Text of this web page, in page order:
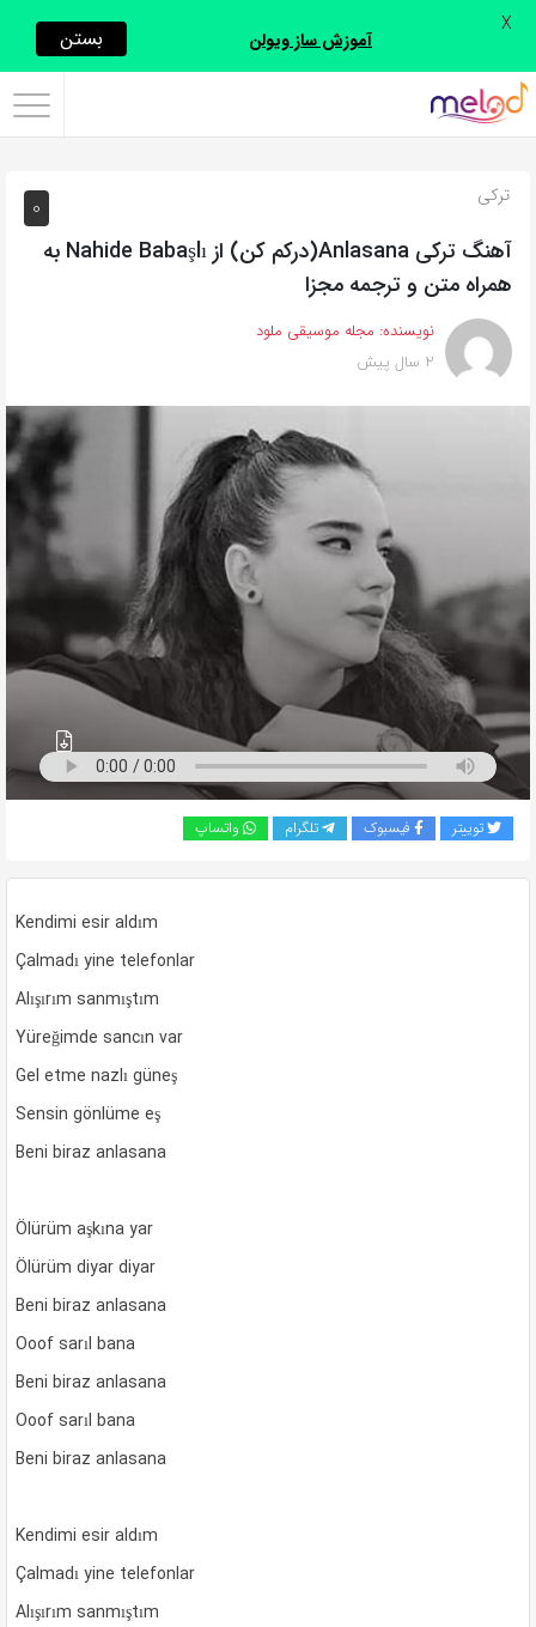
اشتراک
با
از
روش‌های
زیر
این
صفحه
را
اشتراک
کپی
لینک
0 ترکی
آهنگ ترکی Anlasana(درکم کن) از Nahide Babaşlı به
همراه متن و ترجمه مجزا
نویسنده: مجله موسیقی ملود
2 سال پیش
توییتر فیسبوک تلگرام واتساپ
Kendimi esir aldım
Çalmadı yine telefonlar
Alışırım sanmıştım
Yüreğimde sancın var
Gel etme nazlı güneş
Sensin gönlüme eş
Beni biraz anlasana
Ölürüm aşkına yar
Ölürüm diyar diyar
Beni biraz anlasana
Ooof sarıl bana
Beni biraz anlasana
Ooof sarıl bana
Beni biraz anlasana
Kendimi esir aldım
Çalmadı yine telefonlar
Alışırım sanmıştım
آموزش ساز ویولن بستن X